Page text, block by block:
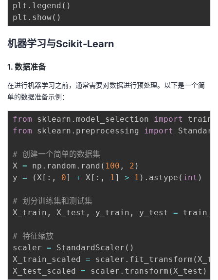
plt . legend ( )
plt . show( )
机器学习与Scikit-Learn
1. 数据准备
在进行机器学习之前，通常需要对数据进行预处理。以下是一个简
单的数据准备示例：
from sklearn . model_selection
import
from sklearn . preprocessing import
# 创建一个简单的数据集
X = np . random . rand ( 100 , 2 )
y = ( X [ : , 0] + X [ : , 1 ] > 1 ) . astype ( int )
# 划分训练集和测试集
X_train , X_test , y_train , y_test =
# 特征缩放
scaler = StandardScaler ( )
X_train_scaled = scaler . fit_transform (
X_test_scaled = scaler . transform ( X_test )